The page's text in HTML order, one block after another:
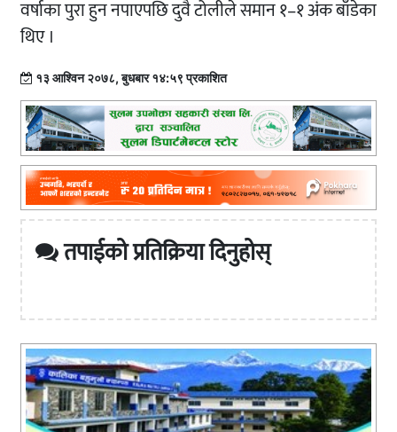
वर्षाका पुरा हुन नपाएपछि दुवै टोलीले समान १–१ अंक बाँडेका
थिए ।
१३ आश्विन २०७८, बुधबार १४:५९ प्रकाशित
तपाईको प्रतिक्रिया दिनुहोस्